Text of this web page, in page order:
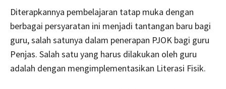
Diterapkannya pembelajaran tatap muka dengan
berbagai persyaratan ini menjadi tantangan baru bagi
guru, salah satunya dalam penerapan PJOK bagi guru
Penjas. Salah satu yang harus dilakukan oleh guru
adalah dengan mengimplementasikan Literasi Fisik.